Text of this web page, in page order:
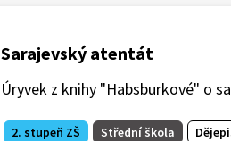
Sarajevský atentát
Úryvek z knihy "Habsburkové" o
2. stupeň ZŠ Střední škola